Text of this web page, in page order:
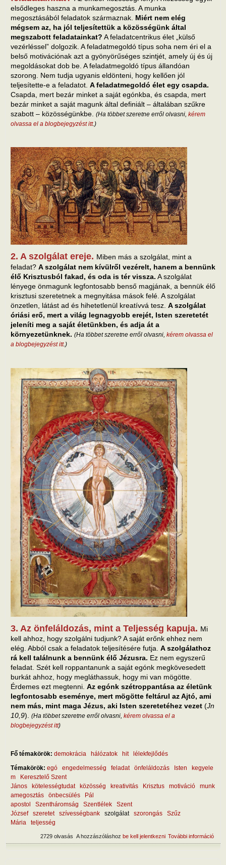
elsődleges haszna a munkamegosztás. A munka
megosztásából feladatok származnak. Miért nem elég
mégsem az, ha jól teljesítettük a közösségünk által
megszabott feladatainkat? A feladatcentrikus élet „külső
vezérléssel” dolgozik. A feladatmegoldó típus soha nem éri el a
belső motivációnak azt a gyönyörűséges szintjét, amely új és új
megoldásokat dob be. A feladatmegoldó típus állandóan
szorong. Nem tudja ugyanis eldönteni, hogy kellően jól
teljesítette-e a feladatot. A feladatmegoldó élet egy csapda.
Csapda, mert bezár minket a saját egónkba, és csapda, mert
bezár minket a saját magunk által definiált – általában szűkre
szabott – közösségünkbe. (Ha többet szeretne erről olvasni, kérem
olvassa el a blogbejegyzést itt.)
2. A szolgálat ereje. Miben más a szolgálat, mint a
feladat? A szolgálat nem kívülről vezérelt, hanem a bennünk
élő Krisztusból fakad, és oda is tér vissza. A szolgálat
lényege önmagunk legfontosabb benső magjának, a bennük élő
krisztusi szeretetnek a megnyitása mások felé. A szolgálat
önzetlen, látást ad és hihetetlenül kreatívvá tesz. A szolgálat
óriási erő, mert a világ legnagyobb erejét, Isten szeretetét
jeleníti meg a saját életünkben, és adja át a
környezetünknek. (Ha többet szeretne erről olvasni, kérem olvassa el
a blogbejegyzést itt.)
3. Az önfeláldozás, mint a Teljesség kapuja. Mi
kell ahhoz, hogy szolgálni tudjunk? A saját erőnk ehhez nem
elég. Abból csak a feladatok teljesítésére futja. A szolgálathoz
rá kell találnunk a bennünk élő Jézusra. Ez nem egyszerű
feladat. Szét kell roppantanunk a saját egónk megkövesedett
burkát ahhoz, hogy megláthassuk, hogy mi van mögötte.
Érdemes ezt megtenni. Az egónk szétroppantása az életünk
legfontosabb eseménye, mert mögötte feltárul az Ajtó, ami
nem más, mint maga Jézus, aki Isten szeretetéhez vezet (Jn
10,9). (Ha többet szeretne erről olvasni, kérem olvassa el a
blogbejegyzést itt)
Fő témakörök: demokrácia hálózatok hit
lélekfejlődés
Témakörök: egó engedelmesség feladat önfeláldozás Isten
kegyele
m
Keresztelő Szent
János
kötelességtudat közösség kreativitás Krisztus motiváció
munk
amegosztás
önbecsülés
Pál
apostol
Szentháromság Szentlélek
Szent
József
szeretet szívességbank szolgálat szorongás
Szűz
Mária
teljesség
További információ
A hozzászóláshoz be kell jelentkezni
2729 olvasás